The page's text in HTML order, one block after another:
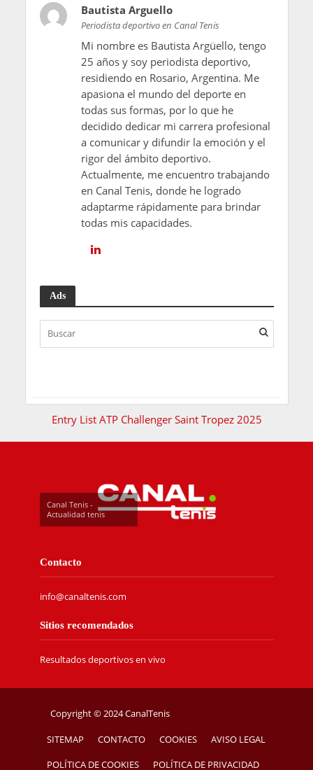
Bautista Arguello
Periodista deportivo en Canal Tenis
Mi nombre es Bautista Argüello, tengo
25 años y soy periodista deportivo,
residiendo en Rosario, Argentina. Me
apasiona el mundo del deporte en
todas sus formas, por lo que he
decidido dedicar mi carrera profesional
a comunicar y difundir la emoción y el
rigor del ámbito deportivo.
Actualmente, me encuentro trabajando
en Canal Tenis, donde he logrado
adaptarme rápidamente para brindar
todas mis capacidades.
Ads
Entry List ATP Challenger Saint Tropez 2025
Canal Tenis -
Actualidad tenis
Contacto
info@canaltenis.com
Sitios recomendados
Resultados deportivos en vivo
Copyright © 2024 CanalTenis
SITEMAP CONTACTO COOKIES AVISO LEGAL
POLÍTICA DE COOKIES POLÍTICA DE PRIVACIDAD